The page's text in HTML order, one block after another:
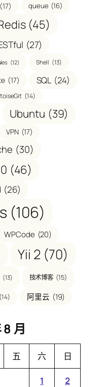
(17) queue (16)
(45)
(27)
(12) Shell (13)
(17) SQL (24)
(14)
Ubuntu (39)
VPN (17)
(30)
(46)
(26)
(106)
WPCode (20)
Yii 2 (70)
(13) 技术博客 (15)
(14) 阿里云 (19)
月
五 六 日
1 2